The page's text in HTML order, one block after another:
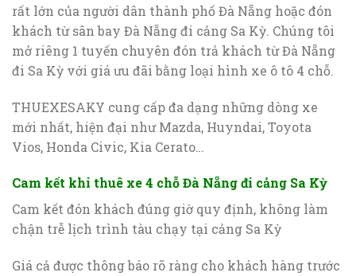
rất lớn của người dân thành phố Đà Nẵng hoặc đón
khách từ sân bay Đà Nẵng đi cảng Sa Kỳ. Chúng tôi
mở riêng 1 tuyến chuyên đón trả khách từ Đà Nẵng
đi Sa Kỳ với giá ưu đãi bằng loại hình xe ô tô 4 chỗ.
THUEXESAKY cung cấp đa dạng những dòng xe
mới nhất, hiện đại như Mazda, Huyndai, Toyota
Vios, Honda Civic, Kia Cerato…
Cam kết khi thuê xe 4 chỗ Đà Nẵng đi cảng Sa Kỳ
Cam kết đón khách đúng giờ quy định, không làm
chận trễ lịch trình tàu chạy tại cảng Sa Kỳ
Giá cả được thông báo rõ ràng cho khách hàng trước